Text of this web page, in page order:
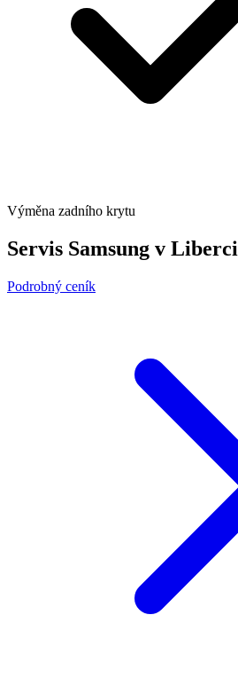
Výměna zadního krytu
Servis Samsung v Liberci
Podrobný ceník